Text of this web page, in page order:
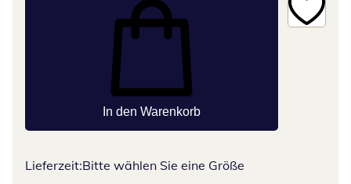
In den Warenkorb
Lieferzeit:Bitte wählen Sie eine Größe